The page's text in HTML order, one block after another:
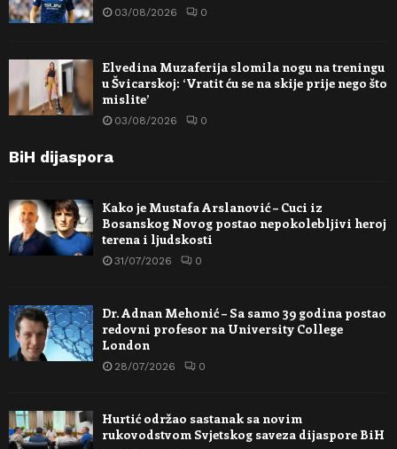
03/08/2026 0
Elvedina Muzaferija slomila nogu na treningu
u Švicarskoj: ‘Vratit ću se na skije prije nego što
mislite’
03/08/2026 0
BiH dijaspora
Kako je Mustafa Arslanović – Cuci iz
Bosanskog Novog postao nepokolebljivi heroj
terena i ljudskosti
31/07/2026 0
Dr. Adnan Mehonić – Sa samo 39 godina postao
redovni profesor na University College
London
28/07/2026 0
Hurtić održao sastanak sa novim
rukovodstvom Svjetskog saveza dijaspore BiH